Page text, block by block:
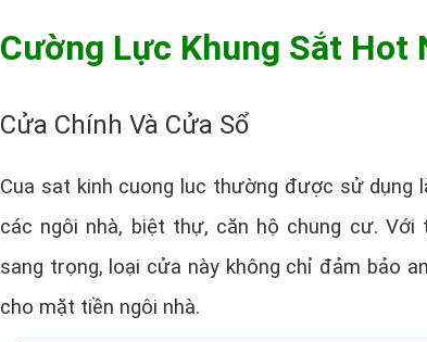
Cường Lực Khung Sắt Hot
Cửa Chính Và Cửa Sổ
Cua sat kinh cuong luc thường được sử dụng
các ngôi nhà, biệt thự, căn hộ chung cư. Với
sang trọng, loại cửa này không chỉ đảm bảo
cho mặt tiền ngôi nhà.